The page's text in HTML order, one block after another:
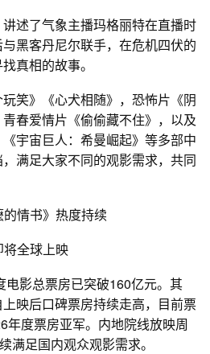
述了气象主播玛格丽特在直播时
黑客丹尼尔联手，在危机四伏的
真相的故事。
》《心犬相随》，恐怖片《阴
春爱情片《偷偷藏不住》，以及
宇宙巨人：希曼崛起》等多部中
满足大家不同的观影需求，共同
的情书》热度持续
将全球上映
影总票房已突破160亿元。其
映后口碑票房持续走高，目前票
年度票房亚军。内地院线放映周
满足国内观众观影需求。